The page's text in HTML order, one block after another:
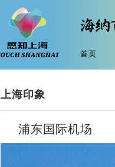
首页
上海印象
浦东国际机场